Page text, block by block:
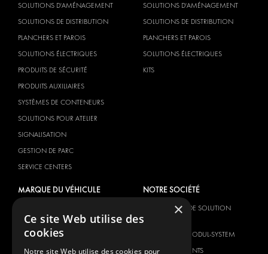
SOLUTIONS D'AMÉNAGEMENT
SOLUTIONS DE DISTRIBUTION
PLANCHERS ET PAROIS
SOLUTIONS ÉLECTRIQUES
PRODUITS DE SÉCURITÉ
PRODUITS AUXILIAIRES
SYSTÈMES DE CONTENEURS
SOLUTIONS POUR ATELIER
SIGNALISATION
GESTION DE PARC
SERVICE CENTERS
SOLUTIONS D'AMÉNAGEMENT
SOLUTIONS DE DISTRIBUTION
PLANCHERS ET PAROIS
SOLUTIONS ÉLECTRIQUES
KITS
MARQUE DU VÉHICULE
DACIA
NOTRE SOCIÉTÉ
FOURNISSEUR DE SOLUTION
GLOBALE
À PROPOS DE MODUL-SYSTEM
TÉLÉCHARGEMENTS
×
Ce site Web utilise des
cookies
Notre site Web utilise des cookies pour